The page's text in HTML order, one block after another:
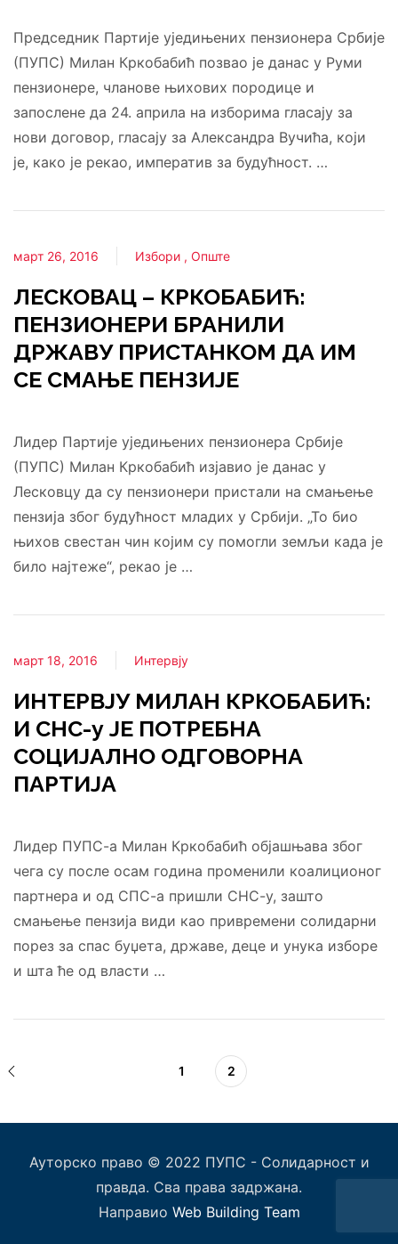
Председник Партије уједињених пензионера Србије
(ПУПС) Милан Кркобабић позвао је данас у Руми
пензионере, чланове њихових породице и
запослене да 24. априла на изборима гласају за
нови договор, гласају за Александра Вучића, који
је, како је рекао, императив за будућност. …
март 26, 2016 Избори Опште
ЛЕСКОВАЦ – КРКОБАБИЋ:
ПЕНЗИОНЕРИ БРАНИЛИ
ДРЖАВУ ПРИСТАНКОМ ДА ИМ
СЕ СМАЊЕ ПЕНЗИЈЕ
Лидер Партије уједињених пензионера Србије
(ПУПС) Милан Кркобабић изјавио је данас у
Лесковцу да су пензионери пристали на смањење
пензија због будућност младих у Србији. „То био
њихов свестан чин којим су помогли земљи када је
било најтеже“, рекао је …
март 18, 2016 Интервју
ИНТЕРВЈУ МИЛАН КРКОБАБИЋ:
И СНС-у ЈЕ ПОТРЕБНА
СОЦИЈАЛНО ОДГОВОРНА
ПАРТИЈА
Лидер ПУПС-а Милан Кркобабић објашњава због
чега су после осам година променили коалиционог
партнера и од СПС-а пришли СНС-у, зашто
смањење пензија види као привремени солидарни
порез за спас буџета, државе, деце и унука изборе
и шта ће од власти …
1 2
Ауторско право © 2022 ПУПС - Солидарност и
правда. Сва права задржана.
Направио Web Building Team